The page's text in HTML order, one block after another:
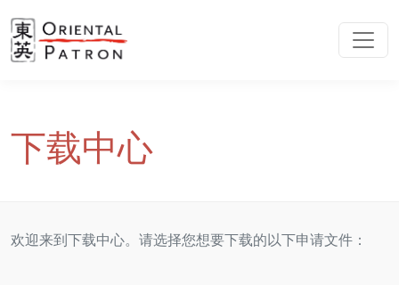
下载中心
欢迎来到下载中心。请选择您想要下载的以下申请文件：